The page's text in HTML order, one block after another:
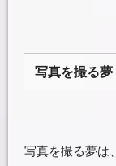
写真を撮る夢
写真を撮る夢は